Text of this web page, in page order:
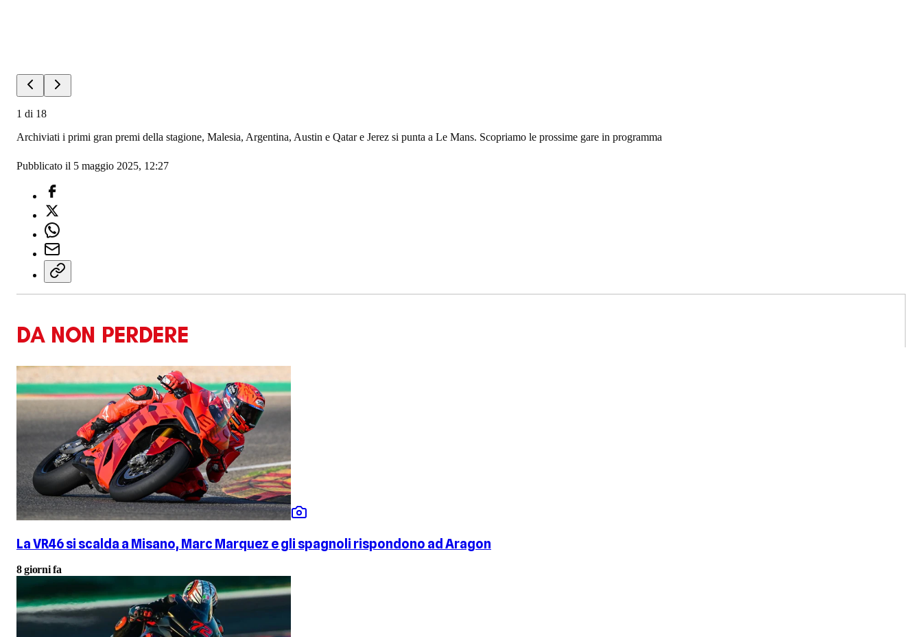
1 di 18
Archiviati i primi gran premi della stagione, Malesia, Argentina, Austin e Qatar e Jerez si punta a Le Mans. Scopriamo le prossime gare in programma
Pubblicato il 5 maggio 2025, 12:27
DA NON PERDERE
La VR46 si scalda a Misano, Marc Marquez e gli spagnoli rispondono ad Aragon
8 giorni fa